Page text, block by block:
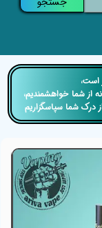
است،
از شما خواهشمندیم،
درک شما سپاسگزاریم